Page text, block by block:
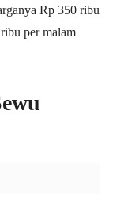
Rp 350 ribu
per malam